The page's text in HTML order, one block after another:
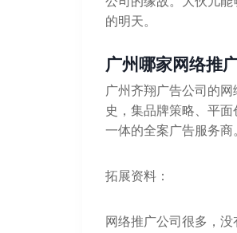
的明天。
广州哪家网络推
广州齐翔广告公司的
史，集品牌策略、平
一体的全案广告服务
拓展资料：
网络推广公司很多，